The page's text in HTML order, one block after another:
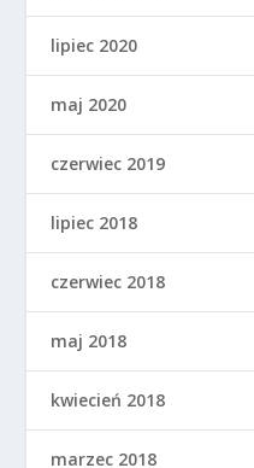
lipiec 2020
maj 2020
czerwiec 2019
lipiec 2018
czerwiec 2018
maj 2018
kwiecień 2018
marzec 2018